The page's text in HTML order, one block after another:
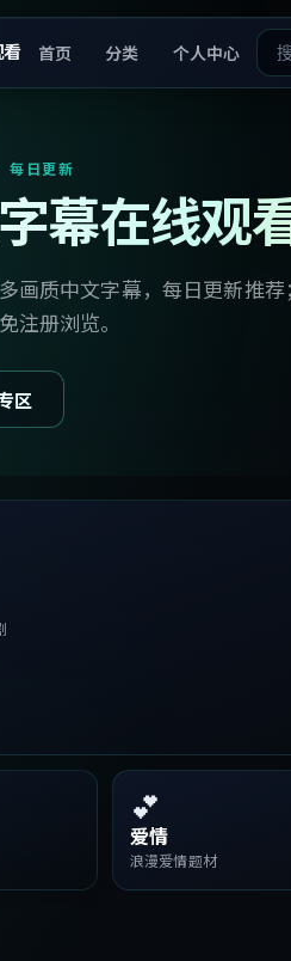
看 首页 分类 个人中心
日更新
幕在线观
画质中文字幕，每日更新推
注册浏览。
区
💕
爱情
浪漫爱情题材